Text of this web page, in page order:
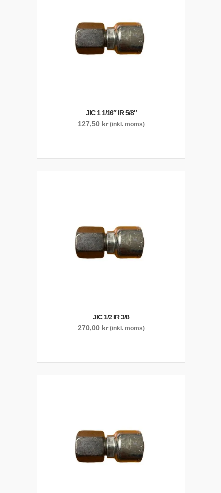
JIC 1 1/16″ IR 5/8″
127,50 kr (inkl. moms)
JIC 1/2 IR 3/8
270,00 kr (inkl. moms)